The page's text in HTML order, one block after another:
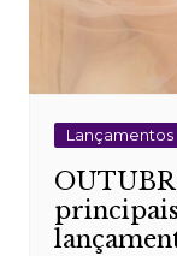
Lançamentos